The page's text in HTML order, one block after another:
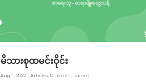
မိသားစုထမင်းဝိုင်း
Aug 1, 2022| Articles, Children, Parent